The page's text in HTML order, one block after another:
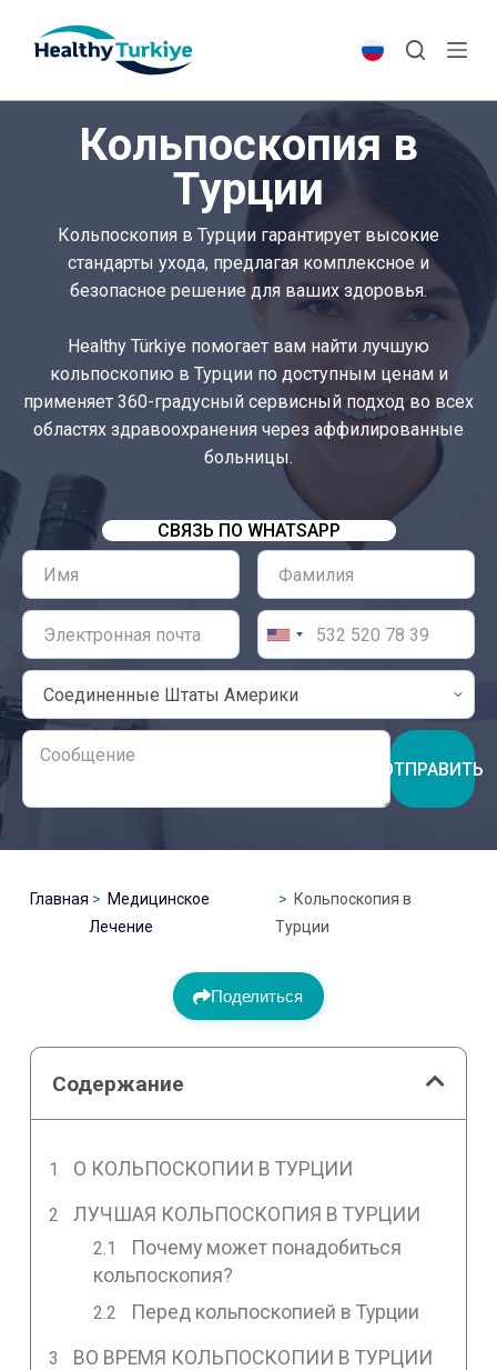
p
Кольпоскопия в
Турции
Кольпоскопия в Турции гарантирует высокие
стандарты ухода, предлагая комплексное и
безопасное решение для ваших здоровья.
Healthy Türkiye помогает вам найти лучшую
кольпоскопию в Турции по доступным ценам и
применяет 360-градусный сервисный подход во всех
областях здравоохранения через аффилированные
больницы.
СВЯЗЬ ПО WHATSAPP
ОТПРАВИТЬ
Главная
Медицинское
Лечение
Кольпоскопия в
Турции
Поделиться
Содержание
О КОЛЬПОСКОПИИ В ТУРЦИИ
ЛУЧШАЯ КОЛЬПОСКОПИЯ В ТУРЦИИ
Почему может понадобиться
кольпоскопия?
Перед кольпоскопией в Турции
ВО ВРЕМЯ КОЛЬПОСКОПИИ В ТУРЦИИ